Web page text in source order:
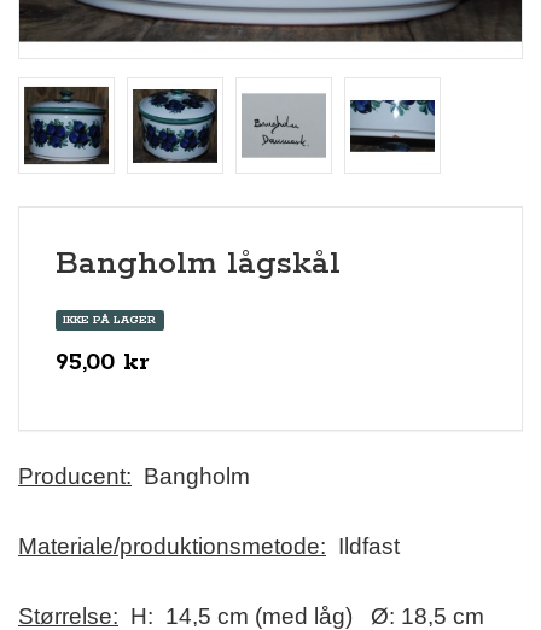
Bangholm lågskål
IKKE PÅ LAGER
95,00 kr
Producent: Bangholm
Materiale/produktionsmetode: Ildfast
Størrelse: H: 14,5 cm (med låg) Ø: 18,5 cm